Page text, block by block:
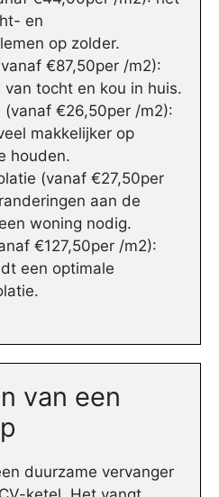
en
op zolder.
€87,50per /m2):
van tocht en kou in huis.
(vanaf €26,50per /m2):
makkelijker op
houden.
(vanaf €27,50per
aan de
woning nodig.
€127,50per /m2):
een optimale
van een
duurzame vervanger